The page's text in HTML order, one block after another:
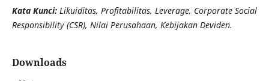
Kata Kunci: Likuiditas, Profitabilitas, Leverage, Corporate Social
Responsibility (CSR), Nilai Perusahaan, Kebijakan Deviden.
Downloads